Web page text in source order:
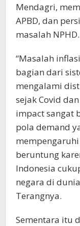
Mendagri,
APBD, dan
masalah NPHD.
“Masalah
bagian dari
mengalami
sejak Covid
impact sangat
pola demand
beruntung
Indonesia
negara di
Terangnya.
Sementara itu